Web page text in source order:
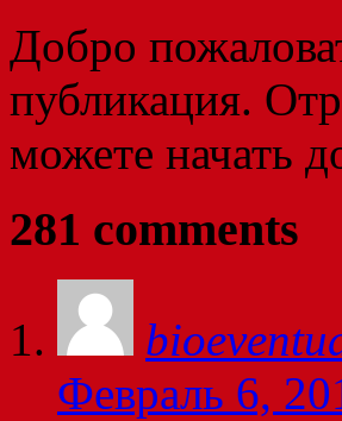
Добро
публикация.
можете начать
281 comments
Февраль 6,